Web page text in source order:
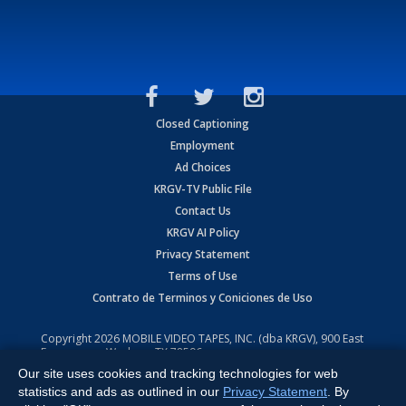
Closed Captioning
Employment
Ad Choices
KRGV-TV Public File
Contact Us
KRGV AI Policy
Privacy Statement
Terms of Use
Contrato de Terminos y Coniciones de Uso
Copyright2026 MOBILE VIDEO TAPES, INC. (dba KRGV), 900 East
Expressway, Weslaco, TX 78596.
All Rights Reserved. Powered by:Ruby Shore Software
Our site uses cookies and tracking technologies for web
statistics and ads as outlined in our Privacy Statement . By